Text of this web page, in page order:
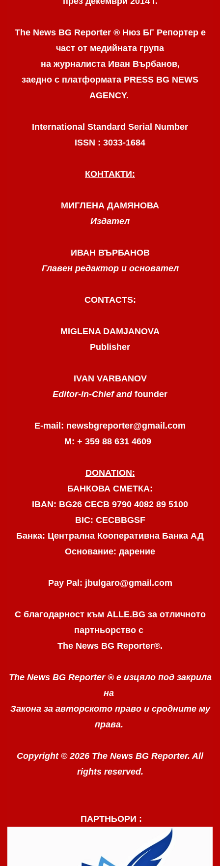
The News BG Reporter ® Нюз БГ Репортере
част от медийната група
на журналиста Иван Върбанов,
заедно с платформата PRESS BG NEWS
AGENCY.
International Standard Serial Number
ISSN : 3033-1684
КОНТАКТИ:
МИГЛЕНА ДАМЯНОВА
Издател
ИВАН ВЪРБАНОВ
Главен редактор и основател
CONTACTS:
MIGLENA DAMJANOVA
Publisher
IVAN VARBANOV
Editor-in-Chief and founder
E-mail: newsbgreporter@gmail.com
М: + 359 88 631 4609
DONATION:
БАНКОВА СМЕТКА:
IBAN: BG26 CECB 9790 4082 89 5100
BIC: CECBBGSF
Банка: Централна Кооперативна Банка АД
Основание: дарение
Pay Pal: jbulgaro@gmail.com
С благодарност към ALLE.BG за отличното
партньорство с
The News BG Reporter®.
The News BG Reporter ® е изцяло под закрила
на
Закона за авторското право и сродните му
права.
Copyright © 2026 The News BG Reporter. All
rights reserved.
ПАРТНЬОРИ :